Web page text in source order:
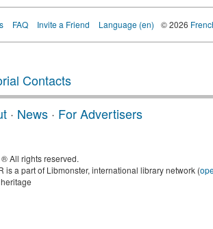
FAQ Invite a Friend Language (en) © 2026
Contacts
· News · For Advertisers
® All rights reserved.
is a part of Libmonster, international library network (